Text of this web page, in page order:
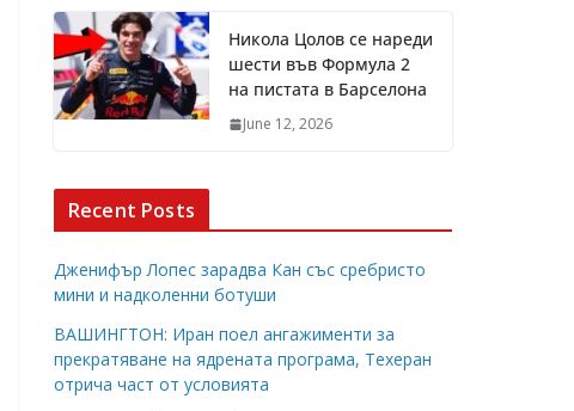
Никола Цолов се нареди
шести във Формула 2
на пистата в Барселона
June 12, 2026
Recent Posts
Дженифър Лопес зарадва Кан със сребристо
мини и надколенни ботуши
ВАШИНГТОН: Иран поел ангажименти за
прекратяване на ядрената програма, Техеран
отрича част от условията